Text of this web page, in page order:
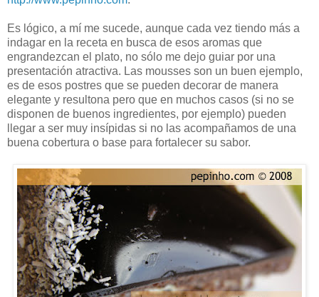
Es lógico, a mí me sucede, aunque cada vez tiendo más a
indagar en la receta en busca de esos aromas que
engrandezcan el plato, no sólo me dejo guiar por una
presentación atractiva. Las mousses son un buen ejemplo,
es de esos postres que se pueden decorar de manera
elegante y resultona pero que en muchos casos (si no se
disponen de buenos ingredientes, por ejemplo) pueden
llegar a ser muy insípidas si no las acompañamos de una
buena cobertura o base para fortalecer su sabor.